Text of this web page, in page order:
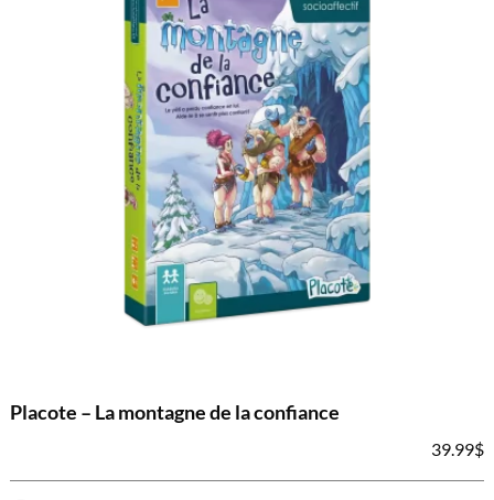
Placote – La montagne de la confiance
39.99$